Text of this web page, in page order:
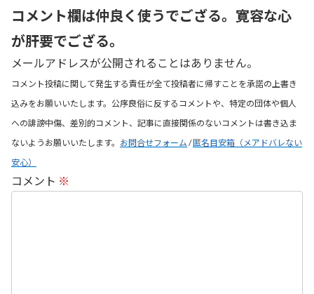
コメント欄は仲良く使うでござる。寛容な心
が肝要でござる。
メールアドレスが公開されることはありません。
コメント投稿に関して発生する責任が全て投稿者に帰すことを承諾の上書き
込みをお願いいたします。公序良俗に反するコメントや、特定の団体や個人
への誹謗中傷、差別的コメント、記事に直接関係のないコメントは書き込ま
ないようお願いいたします。 お問合せフォーム /匿名目安箱（メアドバレない
安心）
コメント ※